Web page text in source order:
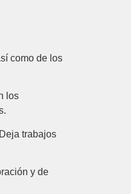
como de los
los
trabajos
y de